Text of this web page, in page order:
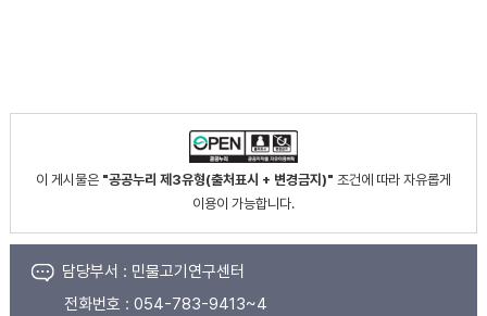
이 게시물은 "공공누리 제3유형(출처표시 + 변경금지)" 조건에 따라 자유롭게
이용이 가능합니다.
담당부서 : 민물고기연구센터
전화번호 : 054-783-9413~4